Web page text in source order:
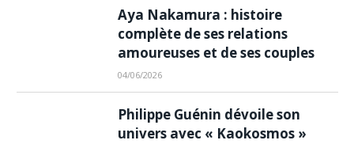
Aya Nakamura : histoire
complète de ses relations
amoureuses et de ses couples
04/06/2026
Philippe Guénin dévoile son
univers avec « Kaokosmos »